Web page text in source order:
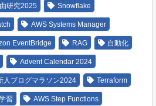
研究2025 Snowflake
AWS Systems Manager
EventBridge RAG 自動化
Advent Calendar 2024
人ブログマラソン2024 Terraform
習 AWS Step Functions